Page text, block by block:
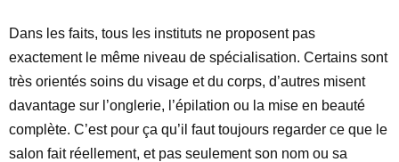
Dans les faits, tous les instituts ne proposent pas
exactement le même niveau de spécialisation. Certains sont
très orientés soins du visage et du corps, d’autres misent
davantage sur l’onglerie, l’épilation ou la mise en beauté
complète. C’est pour ça qu’il faut toujours regarder ce que le
salon fait réellement, et pas seulement son nom ou sa